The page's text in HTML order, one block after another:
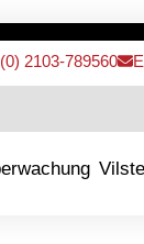
2103-789560